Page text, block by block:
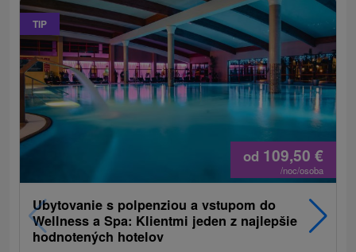
TIP
od 109,50 €
/noc/osoba
Ubytovanie s polpenziou a vstupom do
Wellness a Spa: Klientmi jeden z najlepšie
hodnotených hotelov